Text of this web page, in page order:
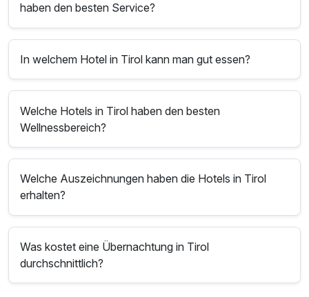
haben den besten Service?
In welchem Hotel in Tirol kann man gut essen?
Welche Hotels in Tirol haben den besten
Wellnessbereich?
Welche Auszeichnungen haben die Hotels in Tirol
erhalten?
Was kostet eine Übernachtung in Tirol
durchschnittlich?